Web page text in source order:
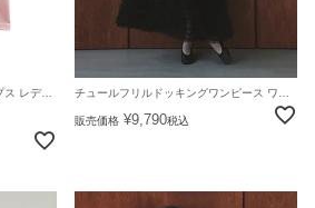
販売価格 ¥9,790税込